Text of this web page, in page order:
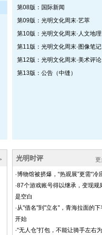
第08版：国际新闻
第09版：光明文化周末·艺萃
第10版：光明文化周末·人文地理
第11版：光明文化周末·图像笔记
第12版：光明文化周末·美术评论
第13版：公告（中缝）